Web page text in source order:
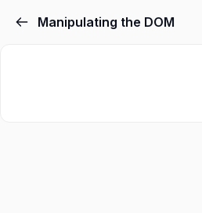
Manipulating the DOM